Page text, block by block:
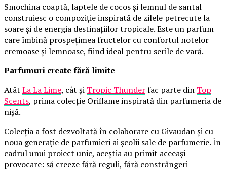
Smochina coaptă, laptele de cocos și lemnul de santal
construiesc o compoziție inspirată de zilele petrecute la
soare și de energia destinațiilor tropicale. Este un parfum
care îmbină prospețimea fructelor cu confortul notelor
cremoase și lemnoase, fiind ideal pentru serile de vară.
Parfumuri create fără limite
Atât La La Lime, cât și Tropic Thunderfac parte din Top
Scents, prima colecție Oriflame inspirată din parfumeria de
nișă.
Colecția a fost dezvoltată în colaborare cu Givaudan și cu
noua generație de parfumieri ai școlii sale de parfumerie. În
cadrul unui proiect unic, aceștia au primit aceeași
provocare: să creeze fără reguli, fără constrângeri